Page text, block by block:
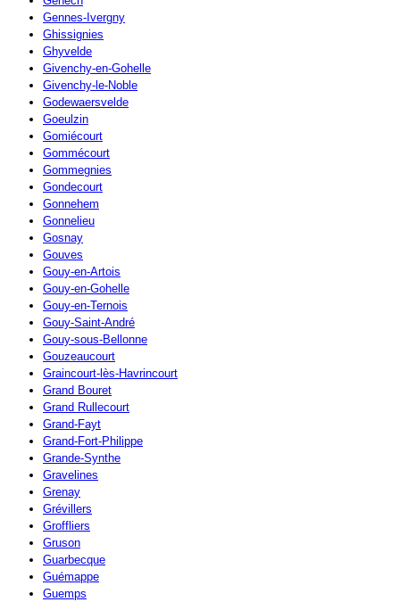
Gennes-Ivergny
Ghissignies
Ghyvelde
Givenchy-en-Gohelle
Givenchy-le-Noble
Godewaersvelde
Goeulzin
Gomiécourt
Gommécourt
Gommegnies
Gondecourt
Gonnehem
Gonnelieu
Gosnay
Gouves
Gouy-en-Artois
Gouy-en-Gohelle
Gouy-en-Ternois
Gouy-Saint-André
Gouy-sous-Bellonne
Gouzeaucourt
Graincourt-lès-Havrincourt
Grand Bouret
Grand Rullecourt
Grand-Fayt
Grand-Fort-Philippe
Grande-Synthe
Gravelines
Grenay
Grévillers
Groffliers
Gruson
Guarbecque
Guémappe
Guemps